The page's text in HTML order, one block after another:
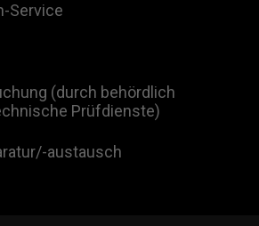
Service
(durch behördlich
Prüfdienste)
austausch